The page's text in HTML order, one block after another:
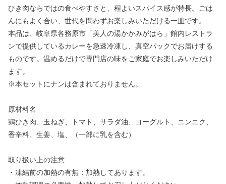
ひき肉ならではの食べやすさと、程よいスパイス感が特長。ごは
んにもよく合い、世代を問わずお楽しみいただける一皿です。
本品は、岐阜県各務原市「美人の湯かかみがはら」館内レストラ
ンで提供しているカレーを急速冷凍し、真空パックでお届けする
ものです。温めるだけで専門店の味をご家庭でお楽しみいただけ
ます。
※本セットにナンは含まれておりません。
原材料名
鶏ひき肉、玉ねぎ、トマト、サラダ油、ヨーグルト、ニンニク、
香辛料、生姜、塩、（一部に乳を含む）
取り扱い上の注意
・凍結前の加熱の有無：加熱してあります。